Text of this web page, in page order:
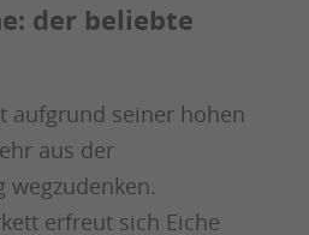
der beliebte
aufgrund seiner hohen
aus der
wegzudenken.
erfreut sich Eiche